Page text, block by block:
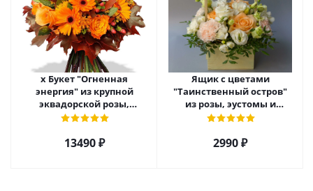
х Букет "Огненная
энергия" из крупной
эквадорской розы,
гиперикума и гермини.
13490 ₽
Ящик с цветами
"Таинственный остров"
из розы, эустомы и
диантуса арт. 7754
2990 ₽